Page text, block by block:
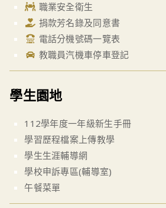
職業安全衛生
捐款芳名錄及同意書
電話分機號碼一覽表
教職員汽機車停車登記
學生園地
112學年度一年級新生手冊
學習歷程檔案上傳教學
學生生涯輔導網
學校申訴專區(輔導室)
午餐菜單